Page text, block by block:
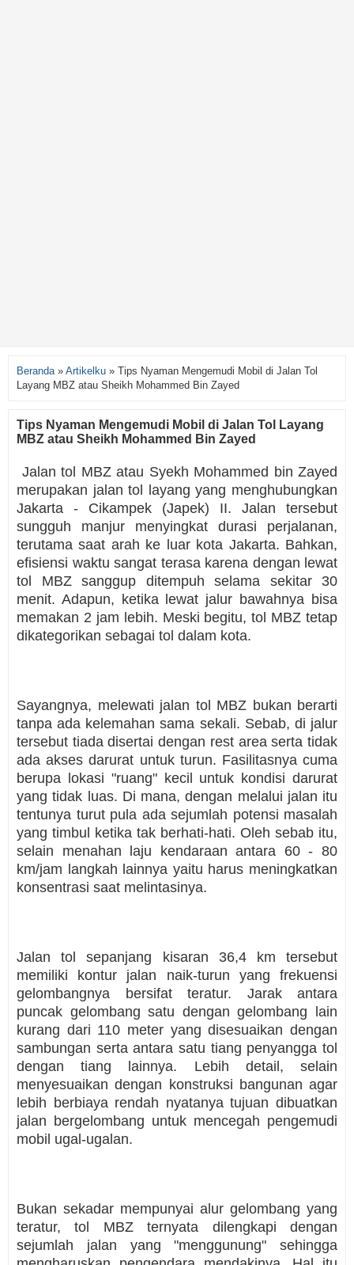
Beranda » Artikelku » Tips Nyaman Mengemudi Mobil di Jalan Tol
Layang MBZ atau Sheikh Mohammed Bin Zayed
Tips Nyaman Mengemudi Mobil di Jalan Tol Layang
MBZ atau Sheikh Mohammed Bin Zayed
Jalan tol MBZ atau Syekh Mohammed bin Zayed
merupakan jalan tol layang yang menghubungkan
Jakarta - Cikampek (Japek) II. Jalan tersebut
sungguh manjur menyingkat durasi perjalanan,
terutama saat arah ke luar kota Jakarta. Bahkan,
efisiensi waktu sangat terasa karena dengan lewat
tol MBZ sanggup ditempuh selama sekitar 30
menit. Adapun, ketika lewat jalur bawahnya bisa
memakan 2 jam lebih. Meski begitu, tol MBZ tetap
dikategorikan sebagai tol dalam kota.
Sayangnya, melewati jalan tol MBZ bukan berarti
tanpa ada kelemahan sama sekali. Sebab, di jalur
tersebut tiada disertai dengan rest area serta tidak
ada akses darurat untuk turun. Fasilitasnya cuma
berupa lokasi "ruang" kecil untuk kondisi darurat
yang tidak luas. Di mana, dengan melalui jalan itu
tentunya turut pula ada sejumlah potensi masalah
yang timbul ketika tak berhati-hati. Oleh sebab itu,
selain menahan laju kendaraan antara 60 - 80
km/jam langkah lainnya yaitu harus meningkatkan
konsentrasi saat melintasinya.
Jalan tol sepanjang kisaran 36,4 km tersebut
memiliki kontur jalan naik-turun yang frekuensi
gelombangnya bersifat teratur. Jarak antara
puncak gelombang satu dengan gelombang lain
kurang dari 110 meter yang disesuaikan dengan
sambungan serta antara satu tiang penyangga tol
dengan tiang lainnya. Lebih detail, selain
menyesuaikan dengan konstruksi bangunan agar
lebih berbiaya rendah nyatanya tujuan dibuatkan
jalan bergelombang untuk mencegah pengemudi
mobil ugal-ugalan.
Bukan sekadar mempunyai alur gelombang yang
teratur, tol MBZ ternyata dilengkapi dengan
sejumlah jalan yang "menggunung" sehingga